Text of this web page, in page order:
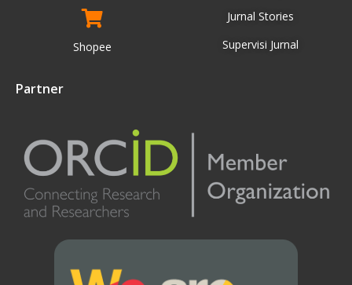
Shopee
Jurnal Stories
Supervisi Jurnal
Partner